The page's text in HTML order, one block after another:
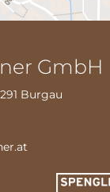
GmbH
Burgau